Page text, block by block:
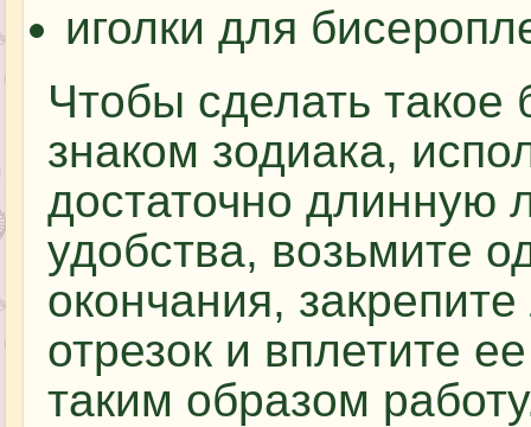
иголки для
Чтобы сделать такое
знаком зодиака,
достаточно длинную
удобства, возьмите
окончания,
отрезок и вплетите
таким образом